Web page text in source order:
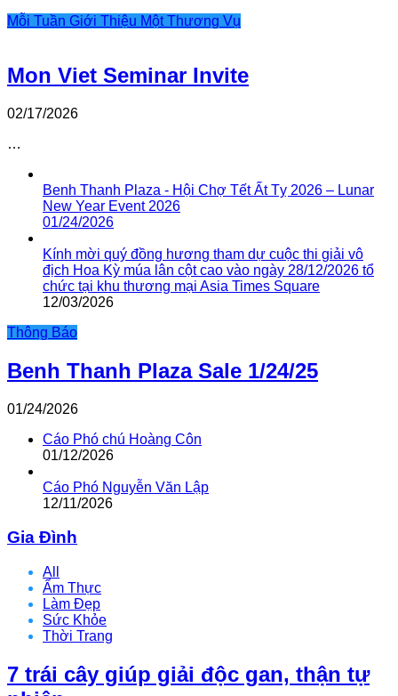
Mỗi Tuần Giới Thiệu Một Thương Vụ
Mon Viet Seminar Invite
02/17/2026
…
Benh Thanh Plaza - Hội Chợ Tết Ất Tỵ 2026 – Lunar
New Year Event 2026
01/24/2026
Kính mời quý đồng hương tham dự cuộc thi giải vô
địch Hoa Kỳ múa lân cột cao vào ngày 28/12/2026 tổ
chức tại khu thương mại Asia Times Square
12/03/2026
Thông Báo
Benh Thanh Plaza Sale 1/24/25
01/24/2026
Cáo Phó chú Hoàng Côn
01/12/2026
Cáo Phó Nguyễn Văn Lập
12/11/2026
Gia Đình
All
Ẩm Thực
Làm Đẹp
Sức Khỏe
Thời Trang
7 trái cây giúp giải độc gan, thận tự